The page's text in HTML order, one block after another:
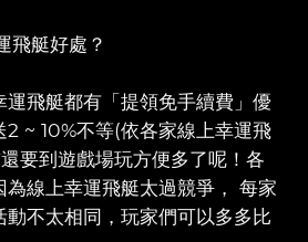
飛艇好處？
運飛艇都有「提領免手續費」優
~ 10%不等(依各家線上幸運飛
要到遊戲場玩方便多了呢！各
為線上幸運飛艇太過競爭， 每家
不太相同，玩家們可以多多比